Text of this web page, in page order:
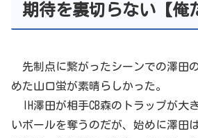
期待を裏切らない【俺
先制点に繋がったシーンでの澤田
めた山口蛍が素晴らしかった。
IH澤田が相手CB森のトラップが大
いボールを奪うのだが、始めに澤田